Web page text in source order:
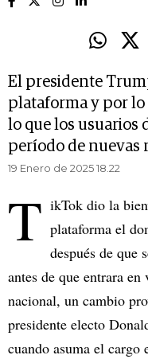
El presidente
plataforma y por lo
lo que los usuarios
período de nuevas
19 Enero de 2025 18.22
T ikTok dio la
plataforma el
después de que
antes de que entrara
nacional, un cambio
presidente electo
cuando asuma el cargo